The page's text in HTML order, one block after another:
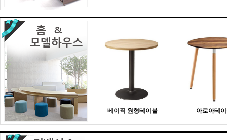
베이직 원형테이블 아로아테